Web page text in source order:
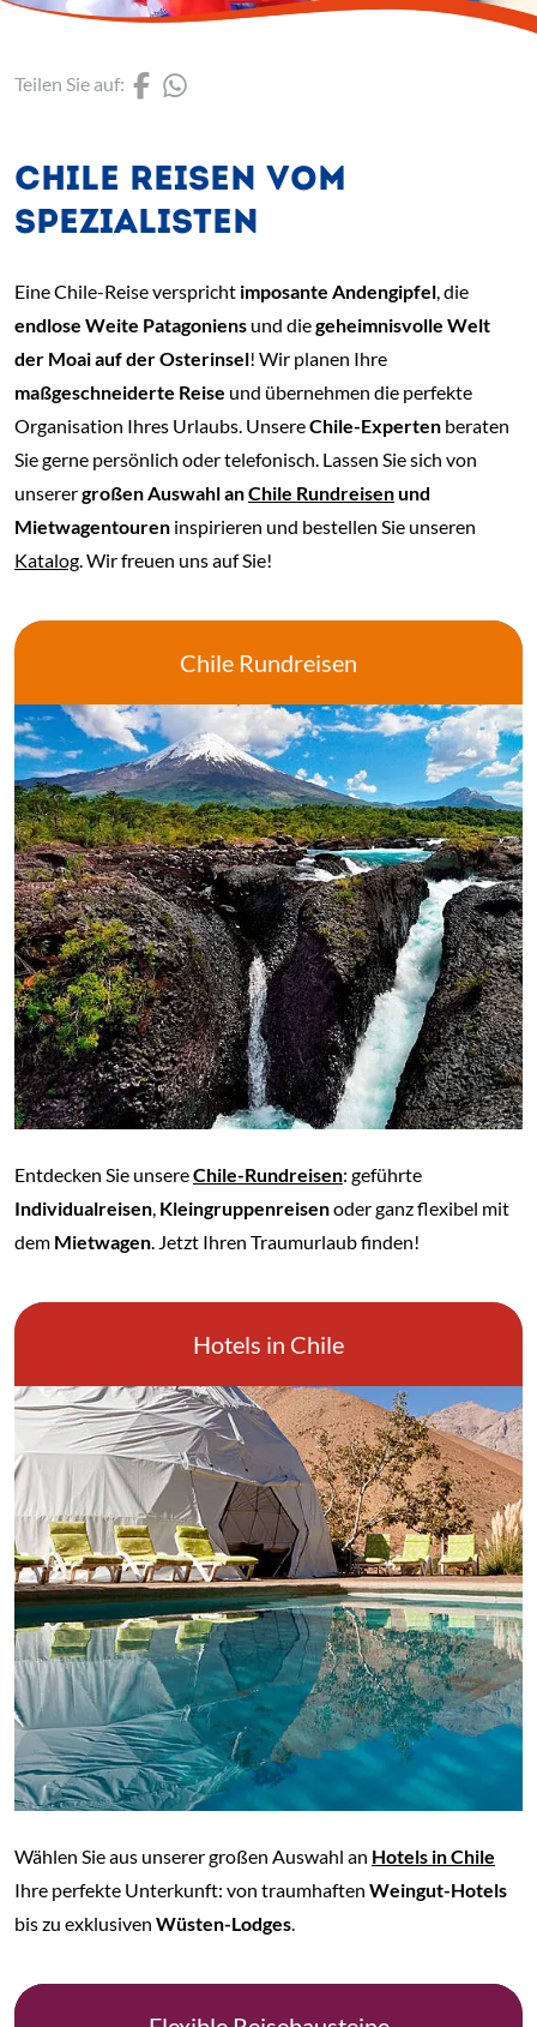
Teilen Sie auf: (Link öffnet einen neuen
CHILE REISEN VOM
SPEZIALISTEN
Eine Chile-Reise verspricht imposante Andengipfel, die
endlose Weite Patagoniens und diegeheimnisvolle Welt
der Moai auf der Osterinsel! Wir planen Ihre
maßgeschneiderte Reise und übernehmen die perfekte
Organisation Ihres Urlaubs. UnsereChile-Experten beraten
Sie gerne persönlich oder telefonisch. Lassen Sie sich von
unserergroßen Auswahl anChile Rundreisenund
Mietwagentouren inspirieren und bestellen Sie unseren
Katalog. Wir freuen uns auf Sie!
Chile Rundreisen
Entdecken Sie unsereChile-Rundreisen: geführte
Individualreisen, Kleingruppenreisenoder ganz flexibel mit
dem Mietwagen. Jetzt Ihren Traumurlaub finden!
Hotels in Chile
Wählen Sie aus unserer großen Auswahl an Hotels in Chile
Ihre perfekte Unterkunft: von traumhaften Weingut-Hotels
bis zu exklusiven Wüsten-Lodges.